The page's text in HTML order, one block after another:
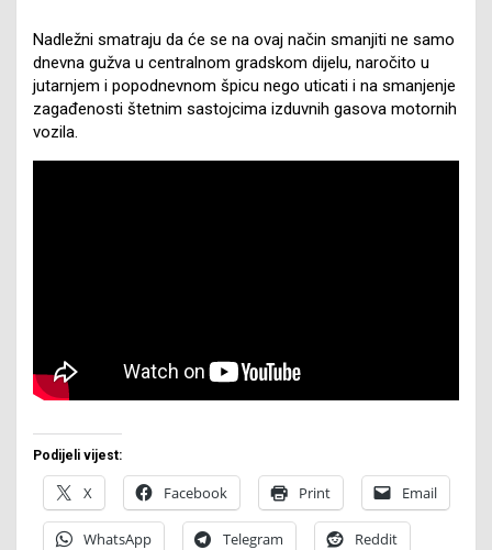
Nadležni smatraju da će se na ovaj način smanjiti ne samo
dnevna gužva u centralnom gradskom dijelu, naročito u
jutarnjem i popodnevnom špicu nego uticati i na smanjenje
zagađenosti štetnim sastojcima izduvnih gasova motornih
vozila.
Podijeli vijest:
X Facebook Print Email
WhatsApp Telegram Reddit